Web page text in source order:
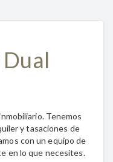
Tenemos
y tasaciones de
con un equipo de
en lo que necesites.